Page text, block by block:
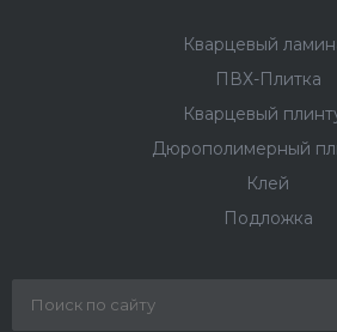
Кварцевый
ПВХ-Плитка
Кварцевый
Дюрополимерный
Клей
Подложка